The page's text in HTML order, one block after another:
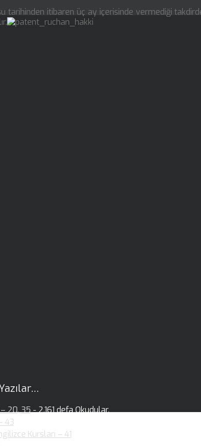
tarihinden itibaren üç ay içerisinde vermediği
20, 35- 2.161 defa Okudular.
43
Kursları – 41